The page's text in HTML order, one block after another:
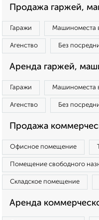
Продажа гаржей,
Гаражи Машиноместа
Агенство Без
Аренда гаржей,
Гаражи Машиноместа
Агенство Без
Продажа
Офисное помещение
Помещение свободного
Складское помещение
Аренда